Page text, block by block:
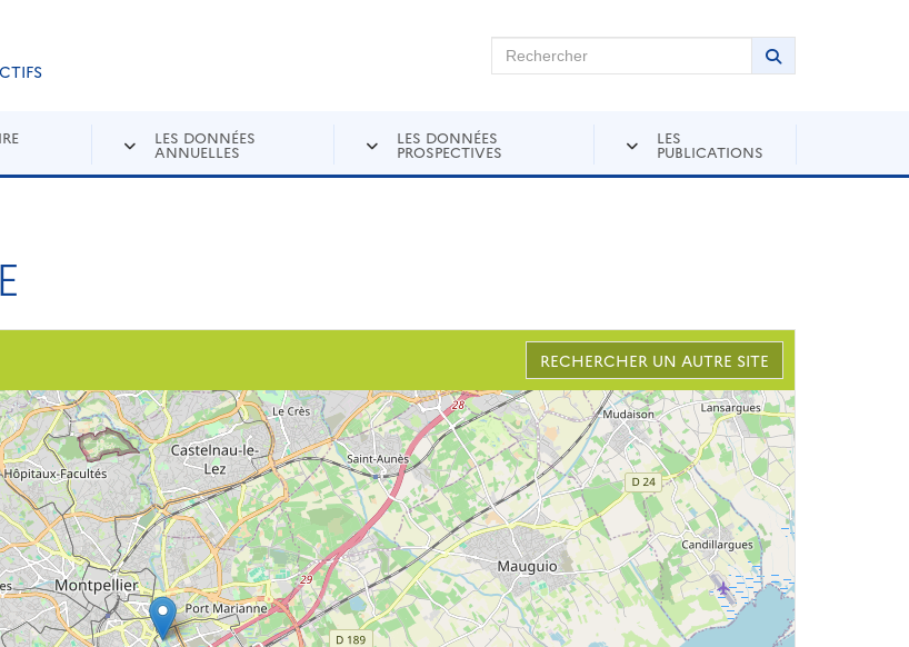
Rechercher sur Andra Inventaire Rechercher
Lancer la
LES DONNÉES
ANNUELLES
LES DONNÉES
PROSPECTIVES
LES
PUBLICATIONS
RECHERCHER UN AUTRE SITE